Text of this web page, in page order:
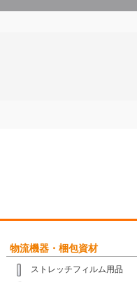
物流機器・梱包資材
ストレッチフィルム用品